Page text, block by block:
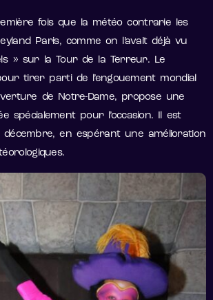
fois que la météo contrarie les
Paris, comme on l’avait déjà vu
» sur la Tour de la Terreur. Le
tirer parti de l’engouement mondial
de Notre-Dame, propose une
spécialement pour l’occasion. Il est
décembre, en espérant une amélioration